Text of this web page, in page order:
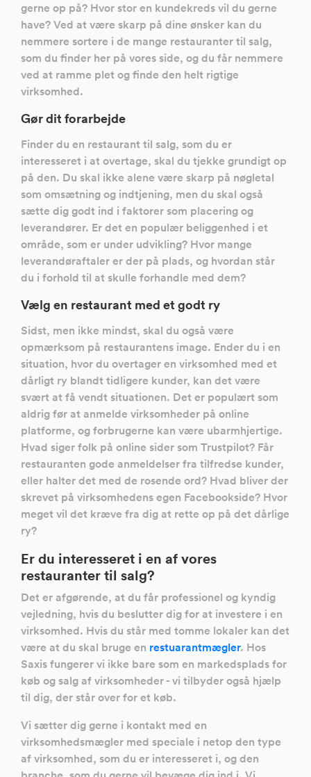
gerne op på? Hvor stor en kundekreds vil du gerne
have? Ved at være skarp på dine ønsker kan du
nemmere sortere i de mange restauranter til salg,
som du finder her på vores side, og du får nemmere
ved at ramme plet og finde den helt rigtige
virksomhed.
Gør dit forarbejde
Finder du en restaurant til salg, som du er
interesseret i at overtage, skal du tjekke grundigt op
på den. Du skal ikke alene være skarp på nøgletal
som omsætning og indtjening, men du skal også
sætte dig godt ind i faktorer som placering og
leverandører. Er det en populær beliggenhed i et
område, som er under udvikling? Hvor mange
leverandøraftaler er der på plads, og hvordan står
du i forhold til at skulle forhandle med dem?
Vælg en restaurant med et godt ry
Sidst, men ikke mindst, skal du også være
opmærksom på restaurantens image. Ender du i en
situation, hvor du overtager en virksomhed med et
dårligt ry blandt tidligere kunder, kan det være
svært at få vendt situationen. Det er populært som
aldrig før at anmelde virksomheder på online
platforme, og forbrugerne kan være ubarmhjertige.
Hvad siger folk på online sider som Trustpilot? Får
restauranten gode anmeldelser fra tilfredse kunder,
eller halter det med de rosende ord? Hvad bliver der
skrevet på virksomhedens egen Facebookside? Hvor
meget vil det kræve fra dig at rette op på det dårlige
ry?
Er du interesseret i en af vores
restauranter til salg?
Det er afgørende, at du får professionel og kyndig
vejledning, hvis du beslutter dig for at investere i en
virksomhed. Hvis du står med tomme lokaler kan det
være at du skal bruge en restuarantmægler. Hos
Saxis fungerer vi ikke bare som en markedsplads for
køb og salg af virksomheder - vi tilbyder også hjælp
til dig, der står over for et køb.
Vi sætter dig gerne i kontakt med en
virksomhedsmægler med speciale i netop den type
af virksomhed, som du er interesseret i, og den